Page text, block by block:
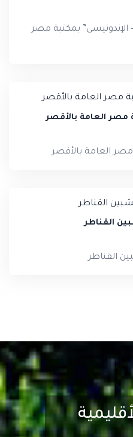
الإندونيسى” بمكتبة مصر
مصر العامة بالأقصر
مصر العامة بالأقصر
القناطر
القناطر